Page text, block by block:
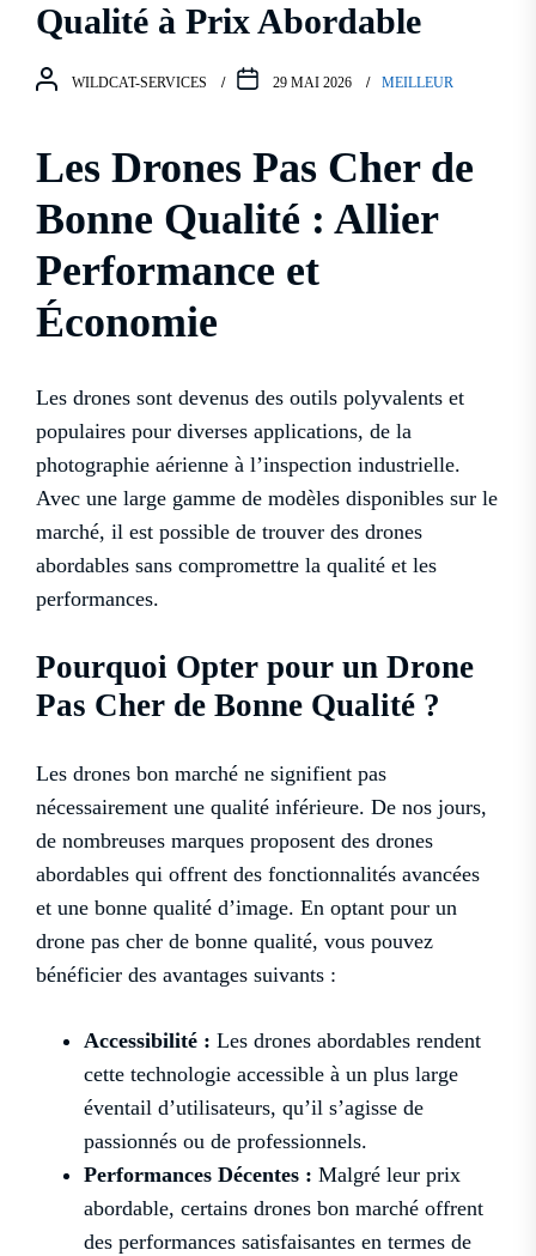
Qualité à Prix Abordable
WILDCAT-SERVICES 29 MAI 2026 MEILLEUR
Les Drones Pas Cher de
Bonne Qualité : Allier
Performance et
Économie
Les drones sont devenus des outils polyvalents et
populaires pour diverses applications, de la
photographie aérienne à l’inspection industrielle.
Avec une large gamme de modèles disponibles sur le
marché, il est possible de trouver des drones
abordables sans compromettre la qualité et les
performances.
Pourquoi Opter pour un Drone
Pas Cher de Bonne Qualité ?
Les drones bon marché ne signifient pas
nécessairement une qualité inférieure. De nos jours,
de nombreuses marques proposent des drones
abordables qui offrent des fonctionnalités avancées
et une bonne qualité d’image. En optant pour un
drone pas cher de bonne qualité, vous pouvez
bénéficier des avantages suivants :
Accessibilité : Les drones abordables rendent
cette technologie accessible à un plus large
éventail d’utilisateurs, qu’il s’agisse de
passionnés ou de professionnels.
Performances Décentes : Malgré leur prix
abordable, certains drones bon marché offrent
des performances satisfaisantes en termes de